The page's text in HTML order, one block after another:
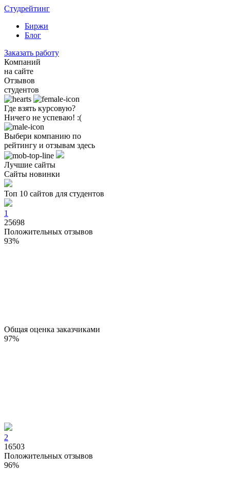
Студрейтинг
Биржи
Блог
Заказать работу
Компаний
на сайте
Отзывов
студентов
Где взять курсовую?
Ничего не успеваю! :(
Выбери компанию по
рейтингу и отзывам здесь
Лучшие сайты
Сайты новинки
Топ 10 сайтов для студентов
1
25698
Положительных отзывов
93%
Общая оценка заказчиками
97%
2
16503
Положительных отзывов
96%